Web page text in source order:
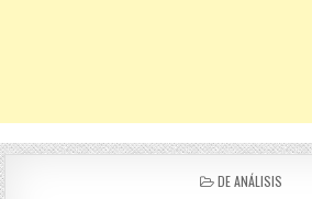
POSTED
DE ANÁLISIS